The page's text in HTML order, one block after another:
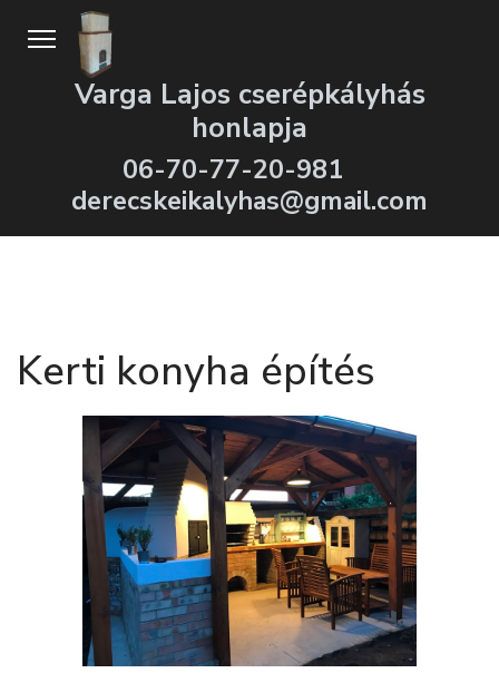
Varga Lajos cserépkályhás
honlapja
06-70-77-20-981
derecskeikalyhas@gmail.com
Kerti konyha építés